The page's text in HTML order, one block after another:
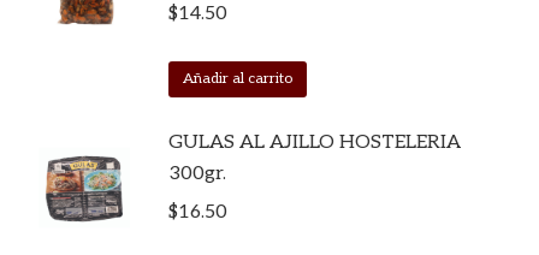
$14.50
Añadir al carrito
GULAS AL AJILLO HOSTELERIA
300gr.
$16.50